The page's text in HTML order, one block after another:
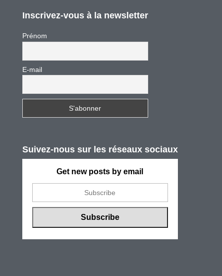
Inscrivez-vous à la newsletter
Prénom
E-mail
Suivez-nous sur les réseaux sociaux
Get new posts by email